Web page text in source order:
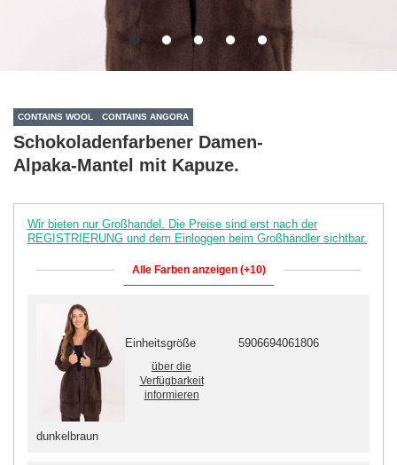
CONTAINS WOOL CONTAINS ANGORA
Schokoladenfarbener Damen-
Alpaka-Mantel mit Kapuze.
Wir bieten nur Großhandel. Die Preise sind erst nach der
REGISTRIERUNG und dem Einloggen beim Großhändler sichtbar.
Alle Farben anzeigen (+10)
dunkelbraun
Einheitsgröße 5906694061806
über die
Verfügbarkeit
informieren